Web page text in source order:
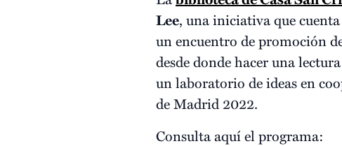
Lee, una iniciativa que
un encuentro de promoción
desde donde hacer una
un laboratorio de ideas en
de Madrid 2022.
Consulta aquí el programa: